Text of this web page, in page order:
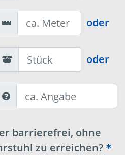
oder
oder
barrierefrei, ohne
zu erreichen?